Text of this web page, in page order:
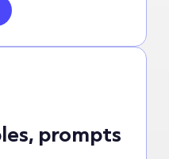
prompts